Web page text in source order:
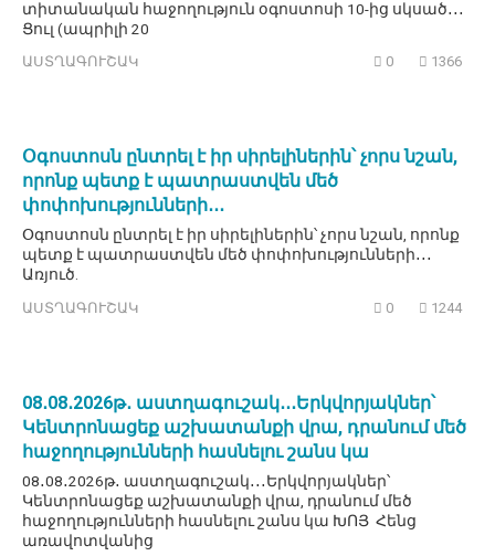
տիտանական հաջողություն օգոստոսի 10-ից սկսած․․․
Ցուլ (ապրիլի 20
ԱՍՏՂԱԳՈՒՇԱԿ 0 1366
Օգոստոսն ընտրել է իր սիրելիներին՝ չորս նշան,
որոնք պետք է պատրաստվեն մեծ
փոփոխությունների․․․
Օգոստոսն ընտրել է իր սիրելիներին՝ չորս նշան, որոնք
պետք է պատրաստվեն մեծ փոփոխությունների․․․
Առյուծ.
ԱՍՏՂԱԳՈՒՇԱԿ 0 1244
08․08․2026թ․ աստղագուշակ․․․Երկվորյակներ՝
Կենտրոնացեք աշխատանքի վրա, դրանում մեծ
հաջողությունների հասնելու շանս կա
08․08․2026թ․ աստղագուշակ․․․Երկվորյակներ՝
Կենտրոնացեք աշխատանքի վրա, դրանում մեծ
հաջողությունների հասնելու շանս կա ԽՈՅ Հենց
առավոտվանից